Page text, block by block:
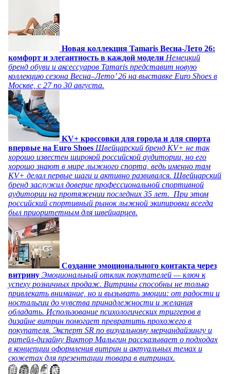
Новая коллекция Tamaris Весна-Лето 26:
комфорт и элегантность в каждой модели Немецкий
бренд обуви и аксессуаров Tamaris представит новую
коллекцию сезона Весна–Лето’ 26 на выставке Euro Shoes в
Москве, с 27 по 30 августа.
KV+ кроссовки для города и для спорта
впервые на Euro Shoes Швейцарский бренд KV+ не так
хорошо известен широкой российской аудитории, но его
хорошо знают в мире лыжного спорта, ведь именно там
KV+ делал первые шаги и активно развивался. Швейцарский
бренд заслужил доверие профессиональной спортивной
аудитории на протяжении последних 35 лет. При этом
российский спортивный рынок лыжной экипировки всегда
был приоритетным для швейцарцев.
Создание эмоционального контакта через
витрину Эмоциональный отклик покупателей — ключ к
успеху розничных продаж. Витрины способны не только
привлекать внимание, но и вызывать эмоции: от радости и
ностальгии до чувства принадлежности и желания
обладать. Использование психологических триггеров в
дизайне витрин помогает превратить прохожего в
покупателя. Эксперт SR по визуальному мерчандайзингу и
ритейл-дизайну Виктор Малыгин рассказывает о подходах
в концепции оформления витрин и актуальных темах и
сюжетах для презентации товара в витринах.